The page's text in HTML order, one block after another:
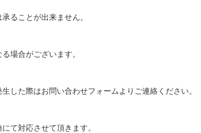
ることが出来ません。
場合がございます。
した際はお問い合わせフォームよりご連絡ください。
て対応させて頂きます。